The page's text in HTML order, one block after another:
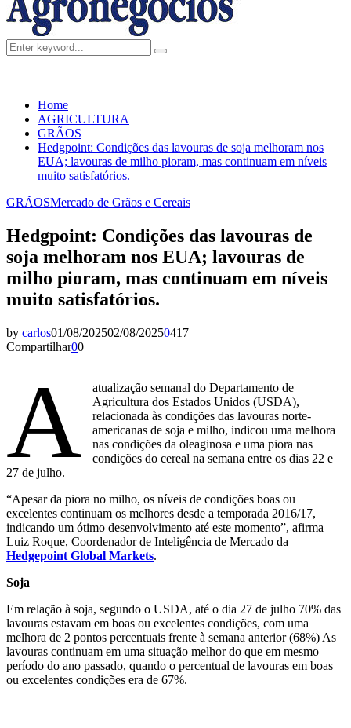
Search
for:
Search
Home
AGRICULTURA
GRÃOS
Hedgpoint: Condições das lavouras de soja melhoram nos
EUA; lavouras de milho pioram, mas continuam em níveis
muito satisfatórios.
GRÃOSMercado de Grãos e Cereais
Hedgpoint: Condições das lavouras de
soja melhoram nos EUA; lavouras de
milho pioram, mas continuam em níveis
muito satisfatórios.
by carlos01/08/202502/08/20250417
Compartilhar00
A
atualização semanal do Departamento de
Agricultura dos Estados Unidos (USDA),
relacionada às condições das lavouras norte-
americanas de soja e milho, indicou uma melhora
nas condições da oleaginosa e uma piora nas
condições do cereal na semana entre os dias 22 e
27 de julho.
“Apesar da piora no milho, os níveis de condições boas ou
excelentes continuam os melhores desde a temporada 2016/17,
indicando um ótimo desenvolvimento até este momento”, afirma
Luiz Roque, Coordenador de Inteligência de Mercado da
Hedgepoint Global Markets.
Soja
Em relação à soja, segundo o USDA, até o dia 27 de julho 70% das
lavouras estavam em boas ou excelentes condições, com uma
melhora de 2 pontos percentuais frente à semana anterior (68%) As
lavouras continuam em uma situação melhor do que em mesmo
período do ano passado, quando o percentual de lavouras em boas
ou excelentes condições era de 67%.